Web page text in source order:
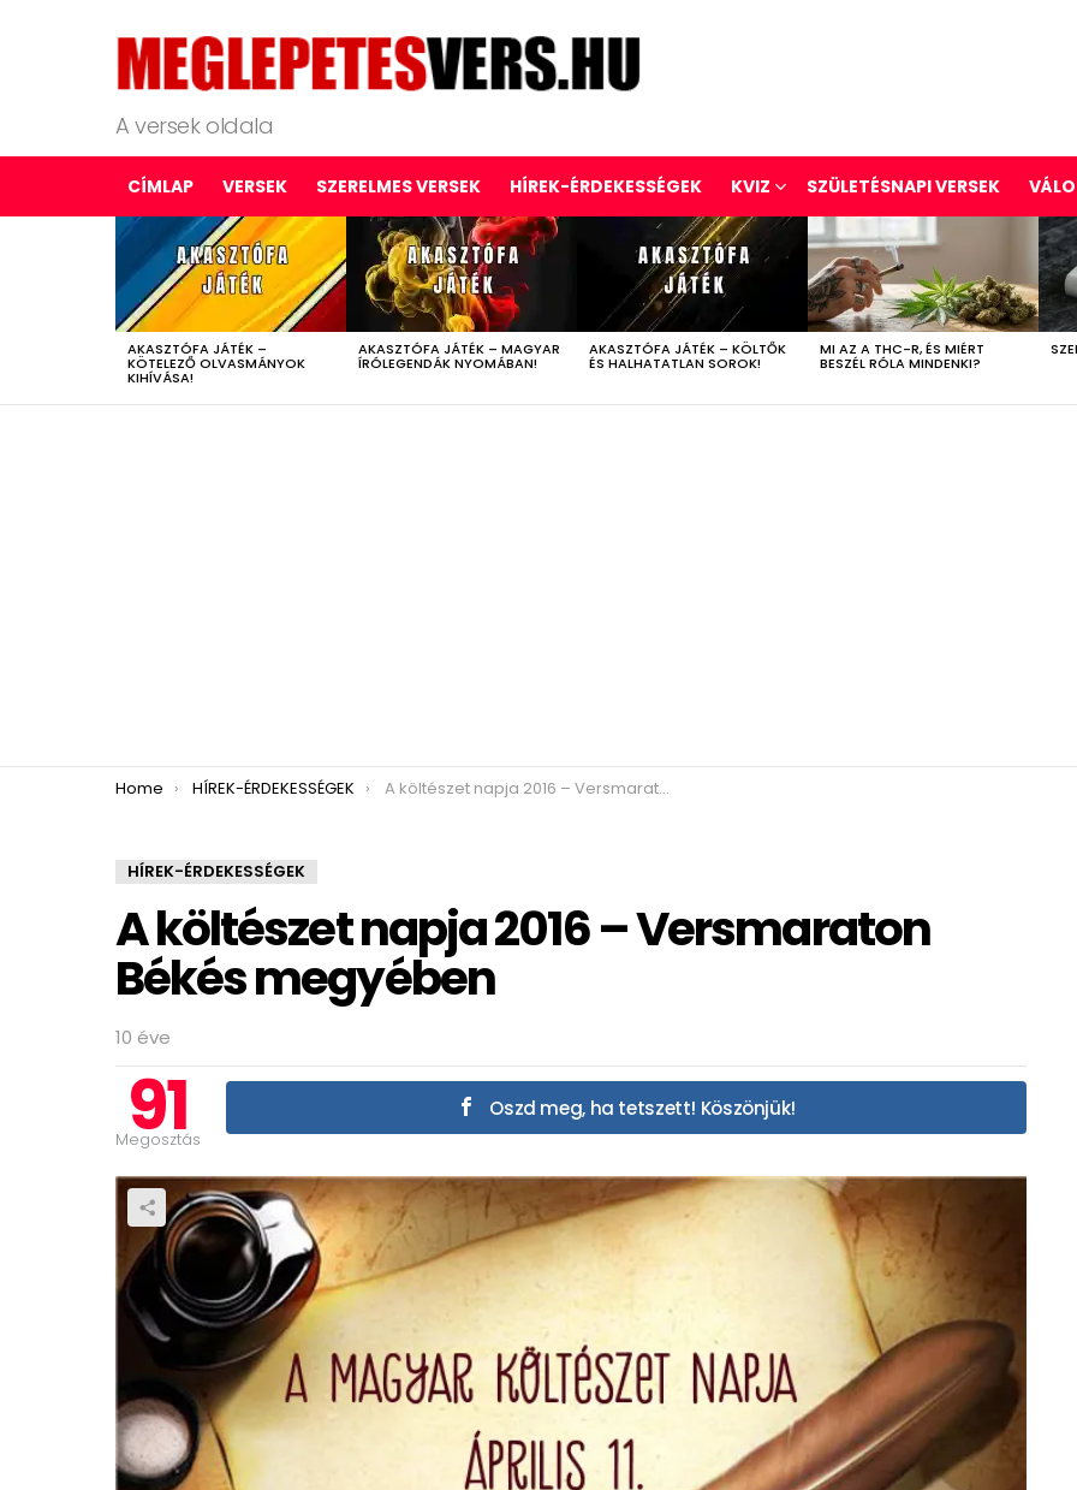
A versek oldala
CÍMLAP VERSEK SZERELMES VERSEK HÍREK-ÉRDEKESSÉGEK KVIZ SZÜLETÉSNAPI VERSEK
LATEST
STORIES
AKASZTÓFA JÁTÉK –
KÖTELEZŐ OLVASMÁNYOK
KIHÍVÁSA!
AKASZTÓFA JÁTÉK – MAGYAR
ÍRÓLEGENDÁK NYOMÁBAN!
AKASZTÓFA JÁTÉK – KÖLTŐK
ÉS HALHATATLAN SOROK!
MI AZ A THC-R, ÉS MIÉRT
BESZÉL RÓLA MINDENKI?
You are here:
Home HÍREK-ÉRDEKESSÉGEK A költészet napja 2016 – Versmaraton Békés megyében
HÍREK-ÉRDEKESSÉGEK
A költészet napja 2016 – Versmaraton
Békés megyében
10 éve
91
Megosztás
Oszd meg, ha tetszett! Köszönjük!